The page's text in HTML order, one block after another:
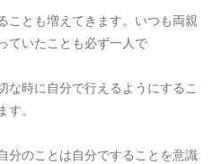
ことも増えてきます。いつも両親
ていたことも必ず一人で
な時に自分で行えるようにするこ
。
分のことは自分ですることを意識